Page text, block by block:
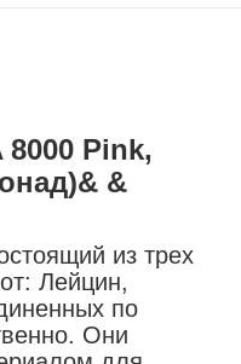
Pink,
&
из трех
Лейцин,
по
Они